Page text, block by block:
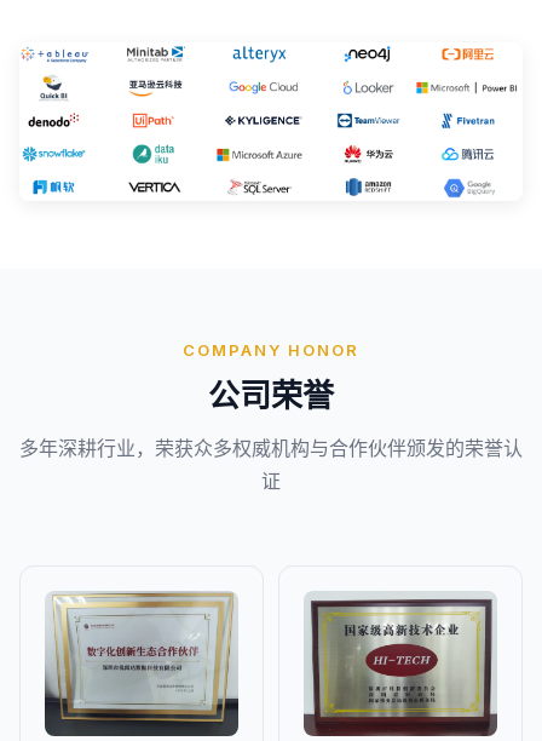
COMPANY HONOR
公司荣誉
多年深耕行业，荣获众多权威机构与合作伙伴颁发的荣誉认
证